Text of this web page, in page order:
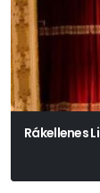
Rákellenes